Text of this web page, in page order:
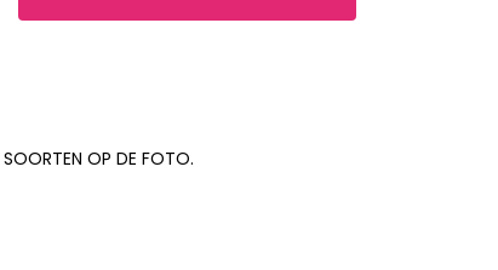
SOORTEN OP DE FOTO.